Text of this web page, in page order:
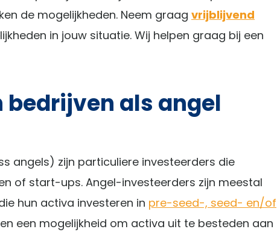
de mogelijkheden. Neem graag vrijblijvend
in jouw situatie. Wij helpen graag bij een
bedrijven als angel
angels) zijn particuliere investeerders die
of start-ups. Angel-investeerders zijn meestal
hun activa investeren in pre-seed-, seed- en/of
een mogelijkheid om activa uit te besteden aan